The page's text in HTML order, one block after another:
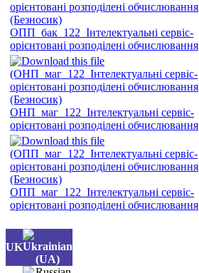
ОПП_бак_122_Інтелектуальні сервіс-
орієнтовані розподілені обчислювання
ОНП_маг_122_Інтелектуальні сервіс-
орієнтовані розподілені обчислювання
ОПП_маг_122_Інтелектуальні сервіс-
орієнтовані розподілені обчислювання
UK